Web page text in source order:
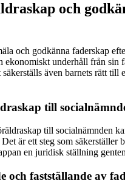
och
och godkänna faderskap
ekonomiskt underhåll från sin
säkerställs även barnets rätt till
till
till socialnämnden
är ett steg som säkerställer
en juridisk ställning
och fastställande av